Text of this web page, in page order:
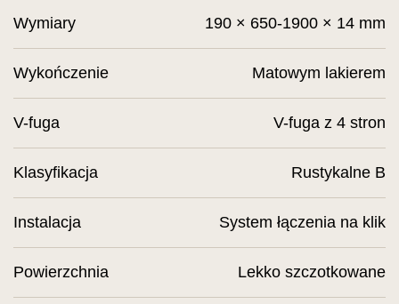
Wymiary 190 × 650-1900 × 14 mm
Wykończenie Matowym lakierem
V-fuga V-fuga z 4 stron
Klasyfikacja Rustykalne B
Instalacja System łączenia na klik
Powierzchnia Lekko szczotkowane